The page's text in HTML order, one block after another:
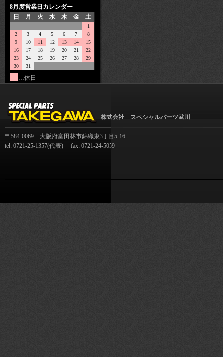
8月度営業日カレンダー
日
月 火 水 木 金 土
1
2
3 4 5 6 7
8
9
10 11 12 13 14
15
16
17 18 19 20 21
22
23
24 25 26 27 28
29
30
31
…休日
株式会社 スペシャルパーツ武川
〒584-0069 大阪府富田林市錦織東3丁目5-16
tel: 0721-25-1357(代表) fax: 0721-24-5059